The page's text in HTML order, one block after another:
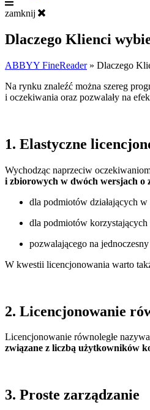
zamknij
Dlaczego Klienci
ABBYY FineReader» Dlaczego
Na rynku znaleźć można szereg
i oczekiwania oraz pozwalały na
1. Elastyczne
Wychodząc naprzeciw
i zbiorowych w dwóch wersjach o
dla podmiotów działających
dla podmiotów
pozwalającego na
W kwestii licencjonowania warto
2. Licencjonowanie
Licencjonowanie równoległe
związane z liczbą użytkowników
3. Proste zarządzanie